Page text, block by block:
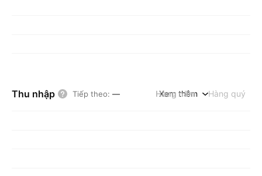
Thu nhập Tiếp theo: — Hàng năm Hàng quý
Xem thêm